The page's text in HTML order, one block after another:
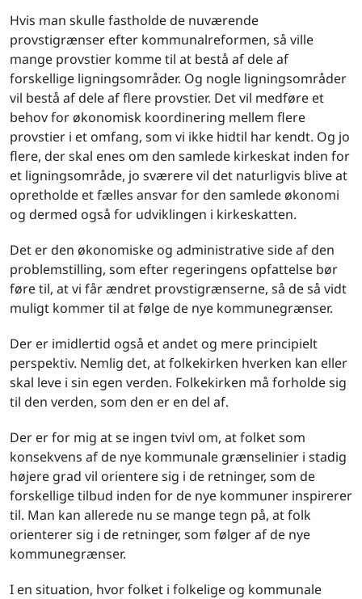
Hvis man skulle fastholde de nuværende
provstigrænser efter kommunalreformen, så ville
mange provstier komme til at bestå af dele af
forskellige ligningsområder. Og nogle ligningsområder
vil bestå af dele af flere provstier. Det vil medføre et
behov for økonomisk koordinering mellem flere
provstier i et omfang, som vi ikke hidtil har kendt. Og jo
flere, der skal enes om den samlede kirkeskat inden for
et ligningsområde, jo sværere vil det naturligvis blive at
opretholde et fælles ansvar for den samlede økonomi
og dermed også for udviklingen i kirkeskatten.
Det er den økonomiske og administrative side af den
problemstilling, som efter regeringens opfattelse bør
føre til, at vi får ændret provstigrænserne, så de så vidt
muligt kommer til at følge de nye kommunegrænser.
Der er imidlertid også et andet og mere principielt
perspektiv. Nemlig det, at folkekirken hverken kan eller
skal leve i sin egen verden. Folkekirken må forholde sig
til den verden, som den er en del af.
Der er for mig at se ingen tvivl om, at folket som
konsekvens af de nye kommunale grænselinier i stadig
højere grad vil orientere sig i de retninger, som de
forskellige tilbud inden for de nye kommuner inspirerer
til. Man kan allerede nu se mange tegn på, at folk
orienterer sig i de retninger, som følger af de nye
kommunegrænser.
I en situation, hvor folket i folkelige og kommunale